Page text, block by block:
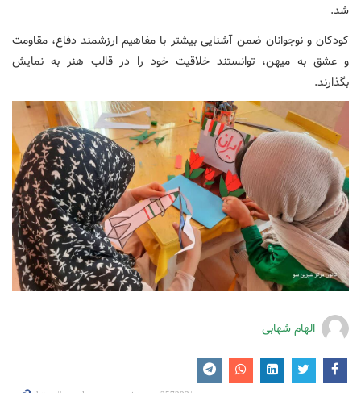
شد.
کودکان و نوجوانان ضمن آشنایی بیشتر با مفاهیم ارزشمند دفاع، مقاومت
و عشق به میهن، توانستند خلاقیت خود را در قالب هنر به نمایش
بگذارند.
الهام شهابی